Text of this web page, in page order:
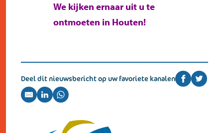
We kijken ernaar uit u te
ontmoeten in Houten!
Deel dit nieuwsbericht op uw favoriete kanalen